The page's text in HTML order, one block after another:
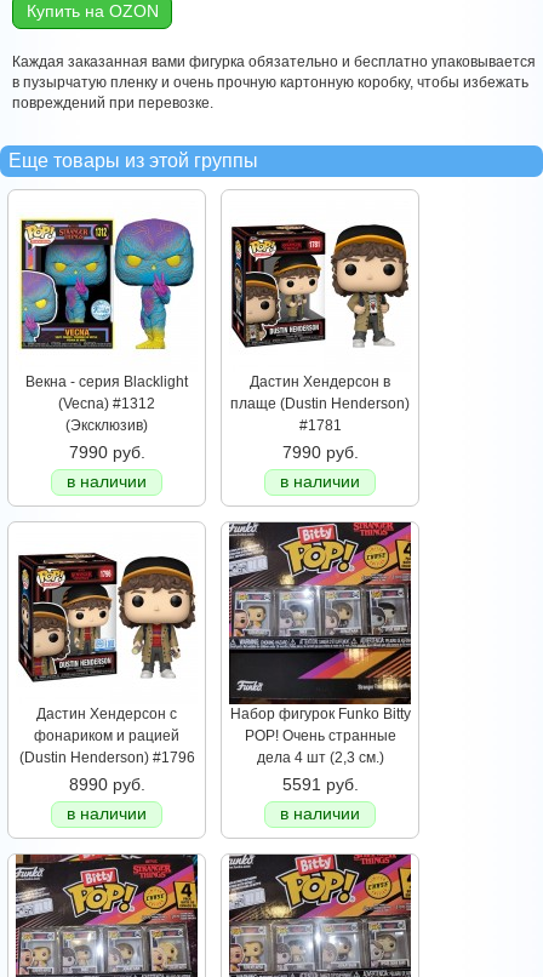
Купить на OZON
Каждая заказанная вами фигурка обязательно и бесплатно упаковывается
в пузырчатую пленку и очень прочную картонную коробку, чтобы избежать
повреждений при перевозке.
Еще товары из этой группы
Векна - серия Blacklight
(Vecna) #1312
(Эксклюзив)
7990 руб.
в наличии
Дастин Хендерсон в
плаще (Dustin Henderson)
#1781
7990 руб.
в наличии
Дастин Хендерсон с
фонариком и рацией
(Dustin Henderson) #1796
8990 руб.
в наличии
Набор фигурок Funko Bitty
POP! Очень странные
дела 4 шт (2,3 см.)
5591 руб.
в наличии